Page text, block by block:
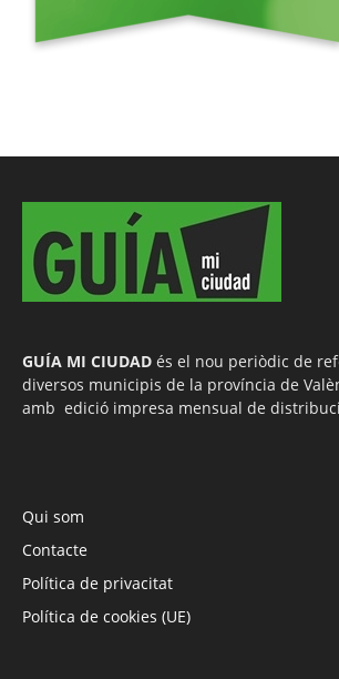
GUÍA MI CIUDAD és el nou periòdic de
diversos municipis de la província de
amb edició impresa mensual de
Qui som
Contacte
Política de privacitat
Política de cookies (UE)